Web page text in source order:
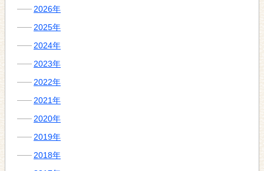
2026年
2025年
2024年
2023年
2022年
2021年
2020年
2019年
2018年